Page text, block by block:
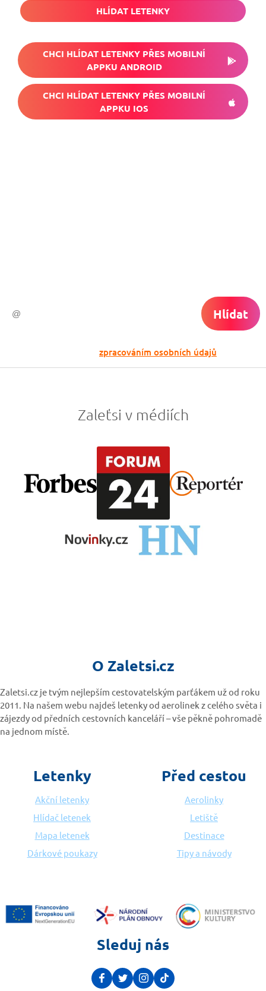
HLÍDAT LETENKY
CHCI HLÍDAT LETENKY PŘES MOBILNÍ
APPKU ANDROID
CHCI HLÍDAT LETENKY PŘES MOBILNÍ
APPKU IOS
Hlídat
zpracováním osobních údajů
Zaleťsi v médiích
O Zaletsi.cz
Zaletsi.cz je tvým nejlepším cestovatelským parťákem už od roku
2011. Na našem webu najdeš letenky od aerolinek z celého světa i
zájezdy od předních cestovních kanceláří – vše pěkně pohromadě
na jednom místě.
Letenky
Akční letenky
Hlídač letenek
Mapa letenek
Dárkové poukazy
Před cestou
Aerolinky
Letiště
Destinace
Tipy a návody
Sleduj nás